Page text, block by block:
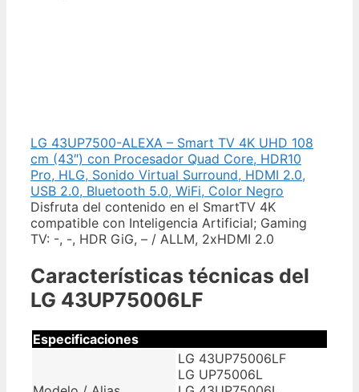
LG 43UP7500-ALEXA – Smart TV 4K UHD 108
cm (43″) con Procesador Quad Core, HDR10
Pro, HLG, Sonido Virtual Surround, HDMI 2.0,
USB 2.0, Bluetooth 5.0, WiFi, Color Negro
Disfruta del contenido en el SmartTV 4K
compatible con Inteligencia Artificial; Gaming
TV: -, -, HDR GiG, – / ALLM, 2xHDMI 2.0
Características técnicas del
LG 43UP75006LF
Especificaciones
LG 43UP75006LF
LG UP75006L